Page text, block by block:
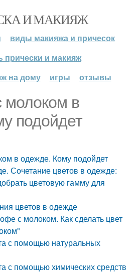
И МАКИЯЖ
виды макияжа и причесок
прически и макияж
на дому
игры отзывы
молоком в
подойдет
в одежде. Кому подойдет
Сочетание цветов в одежде:
цветовую гамму для
цветов в одежде
с молоком. Как сделать цвет
с помощью натуральных
с помощью химических средств